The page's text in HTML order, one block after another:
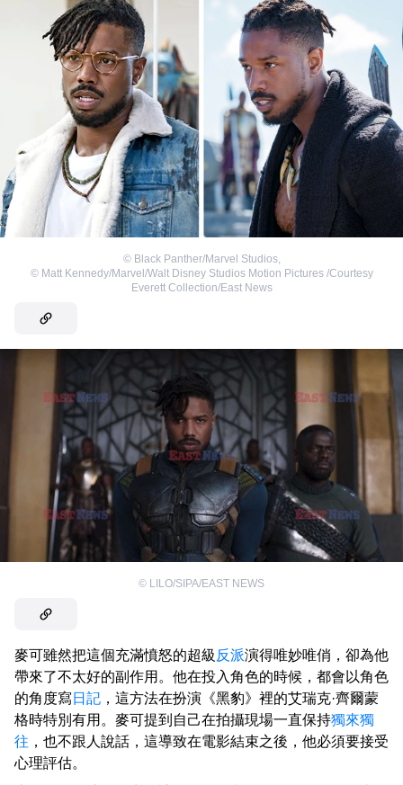
© Black Panther/Marvel Studios,
© Matt Kennedy/Marvel/Walt Disney Studios Motion Pictures /Courtesy
Everett Collection/East News
© LILO/SIPA/EAST NEWS
麥可雖然把這個充滿憤怒的超級 反派演得唯妙唯俏，卻為他
帶來了不太好的副作用。他在投入角色的時候，都會以角色
的角度寫 日記 ，這方法在扮演《黑豹》裡的艾瑞克·齊爾蒙
格時特別有用。麥可提到自己在拍攝現場一直保持獨來獨
往 ，也不跟人說話，這導致在電影結束之後，他必須要接受
心理評估。